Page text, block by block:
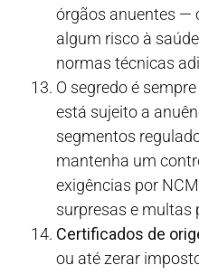
órgãos anuentes —
algum risco à
normas técnicas
O segredo é
está sujeito a
segmentos
mantenha um
exigências por
surpresas e multas
Certificados de
ou até zerar